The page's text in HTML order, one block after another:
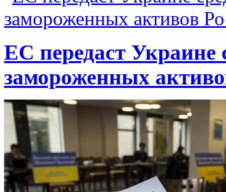
ЕС передаст Украине
замороженных